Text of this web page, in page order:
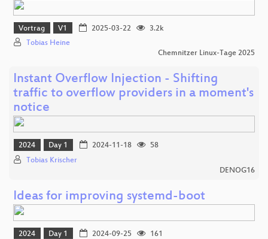
Vortrag V1 2025-03-22
3.2k
Tobias Heine
Chemnitzer Linux-Tage 2025
Instant Overflow Injection - Shifting
traffic to overflow providers in a moment's
notice
2024 Day 1 2024-11-18
58
Tobias Krischer
DENOG16
Ideas for improving systemd-boot
2024 Day 1 2024-09-25
161